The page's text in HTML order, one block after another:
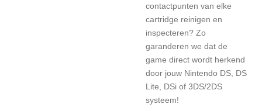
contactpunten van elke
cartridge reinigen en
inspecteren? Zo
garanderen we dat de
game direct wordt herkend
door jouw Nintendo DS, DS
Lite, DSi of 3DS/2DS
systeem!